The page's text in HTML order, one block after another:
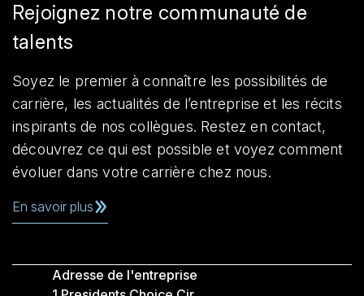
Rejoignez notre communauté de
talents
Soyez le premier à connaître les possibilités de
carrière, les actualités de l’entreprise et les récits
inspirants de nos collègues. Restez en contact,
découvrez ce qui est possible et voyez comment
évoluer dans votre carrière chez nous.
En savoir plus
Adresse de l'entreprise